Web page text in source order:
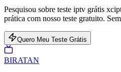
Pesquisou sobre teste iptv grátis
prática com nosso teste gratuito.
Quero Meu Teste Grátis
BIRATAN